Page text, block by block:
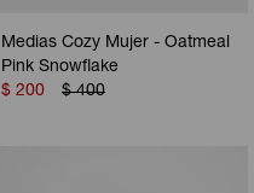
Medias Cozy Mujer - Oatmeal
Pink Snowflake
$ 200 $ 400